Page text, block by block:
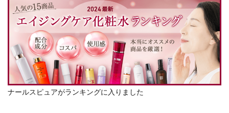
ナールスピュアがランキングに入りました